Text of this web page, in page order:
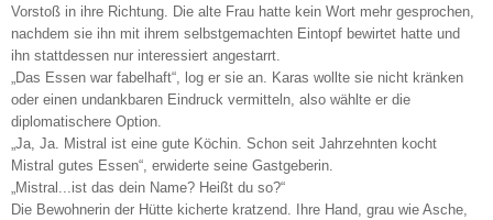
Vorstoß in ihre Richtung. Die alte Frau hatte kein Wort mehr gesprochen,
nachdem sie ihn mit ihrem selbstgemachten Eintopf bewirtet hatte und
ihn stattdessen nur interessiert angestarrt.
„Das Essen war fabelhaft“, log er sie an. Karas wollte sie nicht kränken
oder einen undankbaren Eindruck vermitteln, also wählte er die
diplomatischere Option.
„Ja, Ja. Mistral ist eine gute Köchin. Schon seit Jahrzehnten kocht
Mistral gutes Essen“, erwiderte seine Gastgeberin.
„Mistral...ist das dein Name? Heißt du so?“
Die Bewohnerin der Hütte kicherte kratzend. Ihre Hand, grau wie Asche,